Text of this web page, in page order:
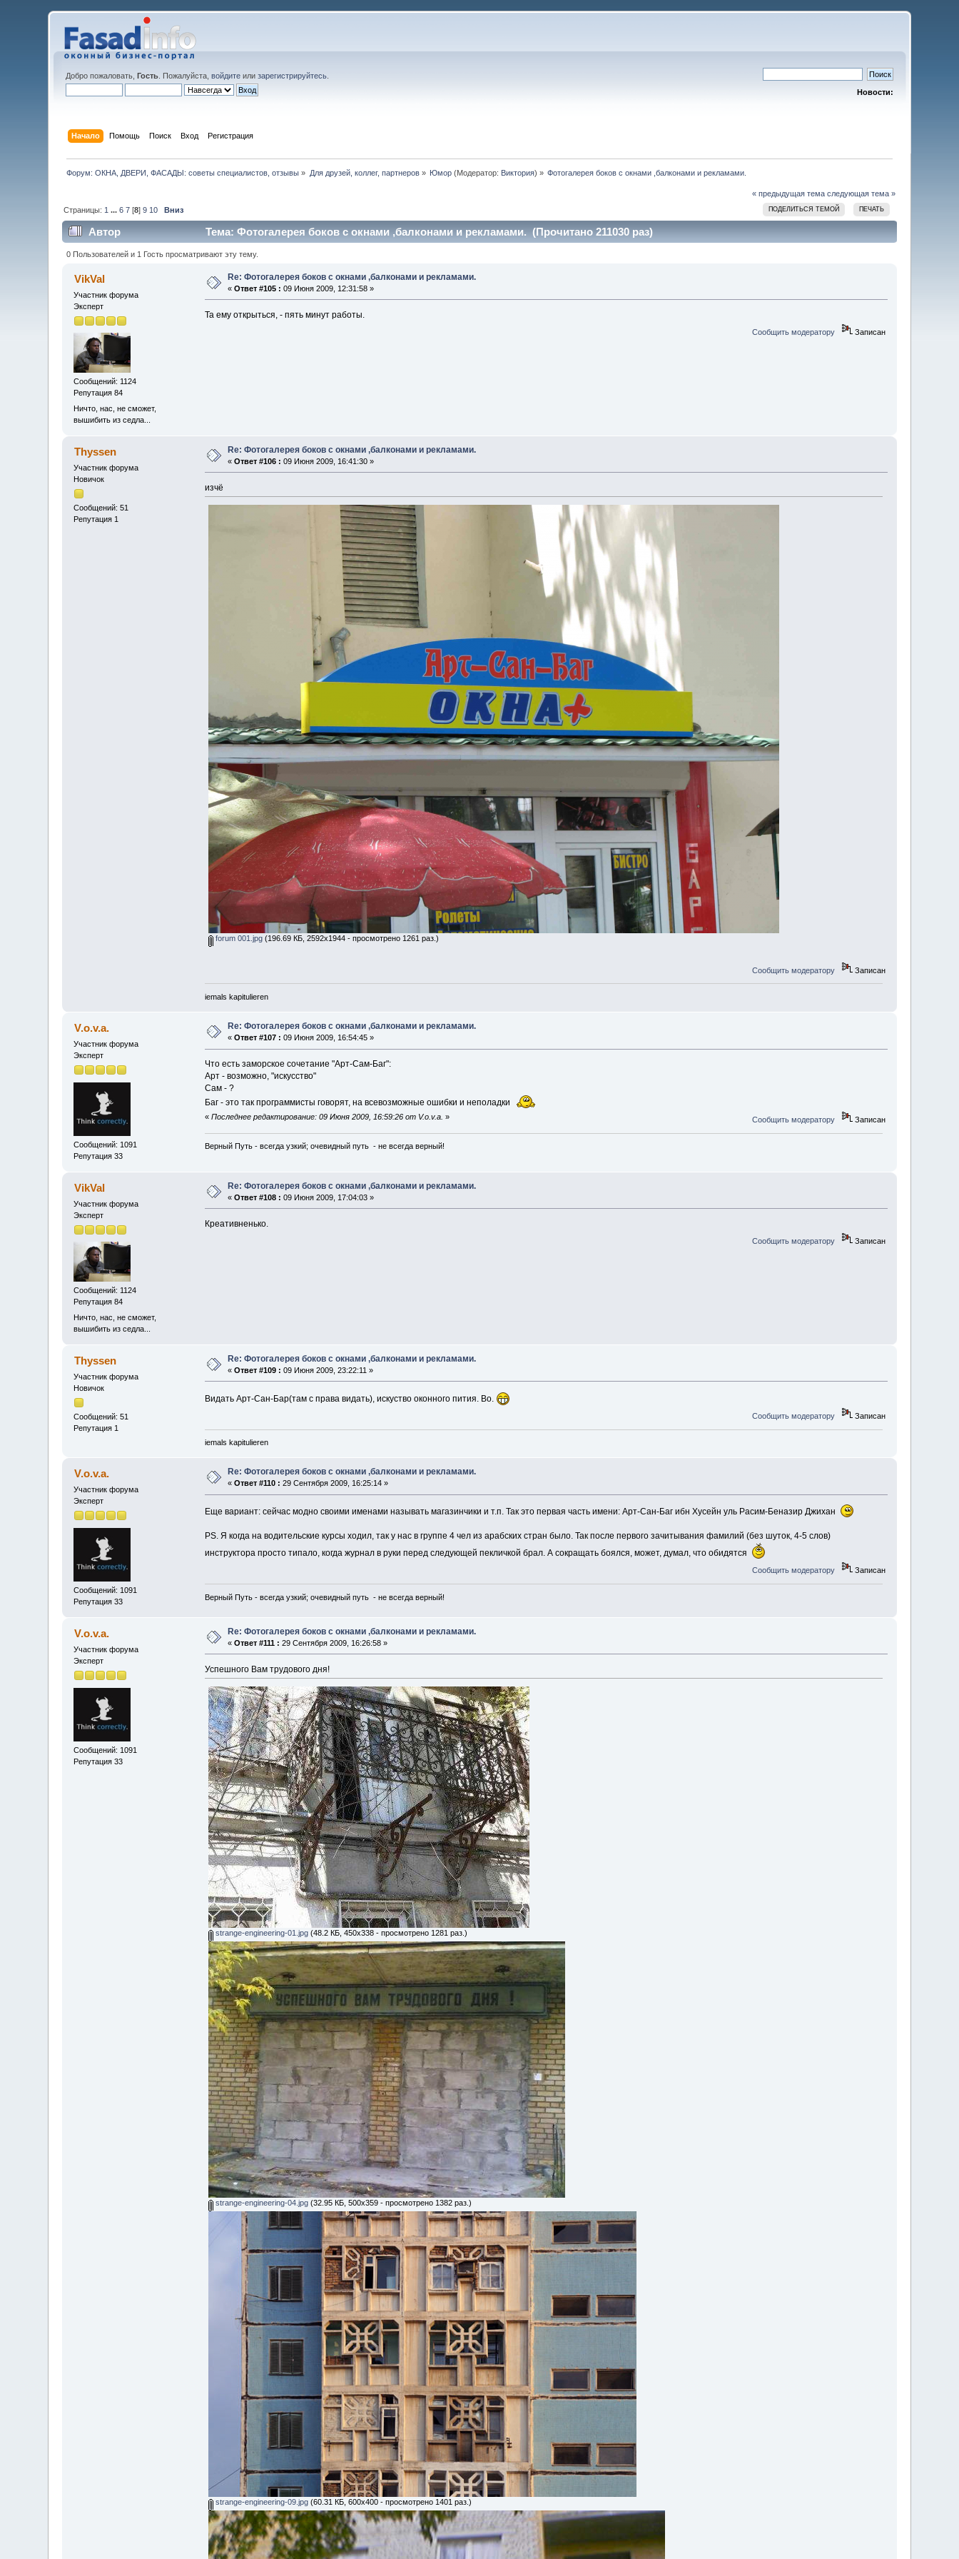
Добро пожаловать,Гость . Пожалуйста,войдите илизарегистрируйтесь
Новости:
Начало Помощь Поиск Вход Регистрация
Форум: ОКНА, ДВЕРИ, ФАСАДЫ: советы специалистов, отзывы » Для друзей, коллег, партнеров» Юмор (Модератор: Виктория) » Фотогалерея боков с окнами ,балконами и рекламами.
« предыдущая тема следующая тема »
ПОДЕЛИТЬСЯ ТЕМОЙ ПЕЧАТЬ
Страницы: 1 ...6 7 [8]9 10 Вниз
Автор Тема: Фотогалерея боков с окнами ,балконами и рекламами. (Прочитано 211030 раз)
0 Пользователей и 1 Гость просматривают эту тему.
VikVal
Участник форума
Эксперт
Сообщений: 1124
Репутация 84
Ничто, нас, не сможет,
вышибить из седла...
Re: Фотогалерея боков с окнами ,балконами и рекламами.
«Ответ #105 : 09 Июня 2009, 12:31:58 »
Та ему открыться, - пять минут работы.
Сообщить модератору Записан
Thyssen
Участник форума
Новичок
Сообщений: 51
Репутация 1
Re: Фотогалерея боков с окнами ,балконами и рекламами.
«Ответ #106 : 09 Июня 2009, 16:41:30 »
изчё
forum 001.jpg (196.69 КБ, 2592x1944 - просмотрено 1261 раз.)
Сообщить модератору Записан
iemals kapitulieren
V.o.v.a.
Участник форума
Эксперт
Сообщений: 1091
Репутация 33
Re: Фотогалерея боков с окнами ,балконами и рекламами.
«Ответ #107 : 09 Июня 2009, 16:54:45 »
Что есть заморское сочетание "Арт-Сам-Баг":
Арт - возможно, "искусство"
Сам - ?
Баг - это так программисты говорят, на всевозможные ошибки и неполадки
« Последнее редактирование: 09 Июня 2009, 16:59:26 от V.o.v.a. » Сообщить модератору Записан
Верный Путь - всегда узкий; очевидный путь - не всегда верный!
VikVal
Участник форума
Эксперт
Сообщений: 1124
Репутация 84
Ничто, нас, не сможет,
вышибить из седла...
Re: Фотогалерея боков с окнами ,балконами и рекламами.
«Ответ #108 : 09 Июня 2009, 17:04:03 »
Креативненько.
Сообщить модератору Записан
Thyssen
Участник форума
Новичок
Сообщений: 51
Репутация 1
Re: Фотогалерея боков с окнами ,балконами и рекламами.
«Ответ #109 : 09 Июня 2009, 23:22:11 »
Видать Арт-Сан-Бар(там с права видать), искуство оконного пития. Во.
Сообщить модератору Записан
iemals kapitulieren
V.o.v.a.
Участник форума
Эксперт
Сообщений: 1091
Репутация 33
Re: Фотогалерея боков с окнами ,балконами и рекламами.
«Ответ #110 : 29 Сентября 2009, 16:25:14 »
Еще вариант: сейчас модно своими именами называть магазинчики и т.п. Так это первая часть имени: Арт-Сан-Баг ибн Хусейн уль Расим-Беназир Джихан
PS. Я когда на водительские курсы ходил, так у нас в группе 4 чел из арабских стран было. Так после первого зачитывания фамилий (без шуток, 4-5 слов)
инструктора просто типало, когда журнал в руки перед следующей пекличкой брал. А сокращать боялся, может, думал, что обидятся
Сообщить модератору Записан
Верный Путь - всегда узкий; очевидный путь - не всегда верный!
V.o.v.a.
Участник форума
Эксперт
Сообщений: 1091
Репутация 33
Re: Фотогалерея боков с окнами ,балконами и рекламами.
«Ответ #111 : 29 Сентября 2009, 16:26:58 »
Успешного Вам трудового дня!
strange-engineering-01.jpg (48.2 КБ, 450x338 - просмотрено 1281 раз.)
strange-engineering-04.jpg (32.95 КБ, 500x359 - просмотрено 1382 раз.)
strange-engineering-09.jpg (60.31 КБ, 600x400 - просмотрено 1401 раз.)